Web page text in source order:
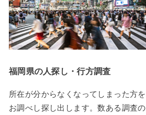
福岡県の人探し・行方調査
所在が分からなくなってしまった方を
お調べし探し出します。数ある調査の